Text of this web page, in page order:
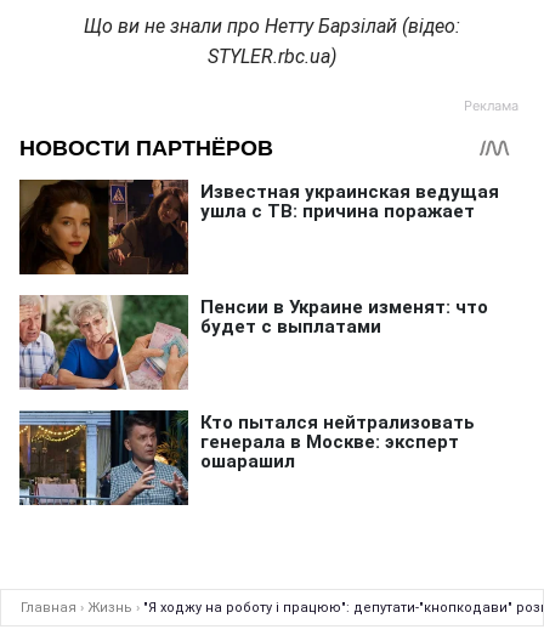
Що ви не знали про Нетту Барзілай (відео:
STYLER.rbc.ua)
Главная › Жизнь › "Я ходжу на роботу і працюю": депутати-"кнопкодави"